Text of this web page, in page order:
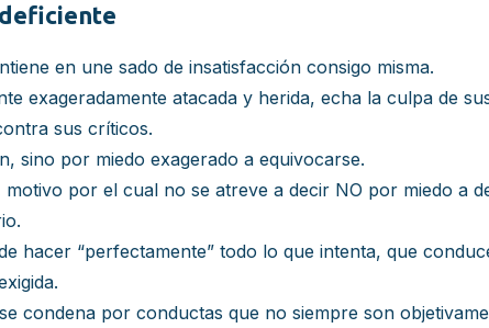
en une sado de insatisfacción consigo misma.
exageradamente atacada y herida, echa la culpa de
sus críticos.
sino por miedo exagerado a equivocarse.
por el cual no se atreve a decir NO por miedo a
hacer “perfectamente” todo lo que intenta, que
condena por conductas que no siempre son